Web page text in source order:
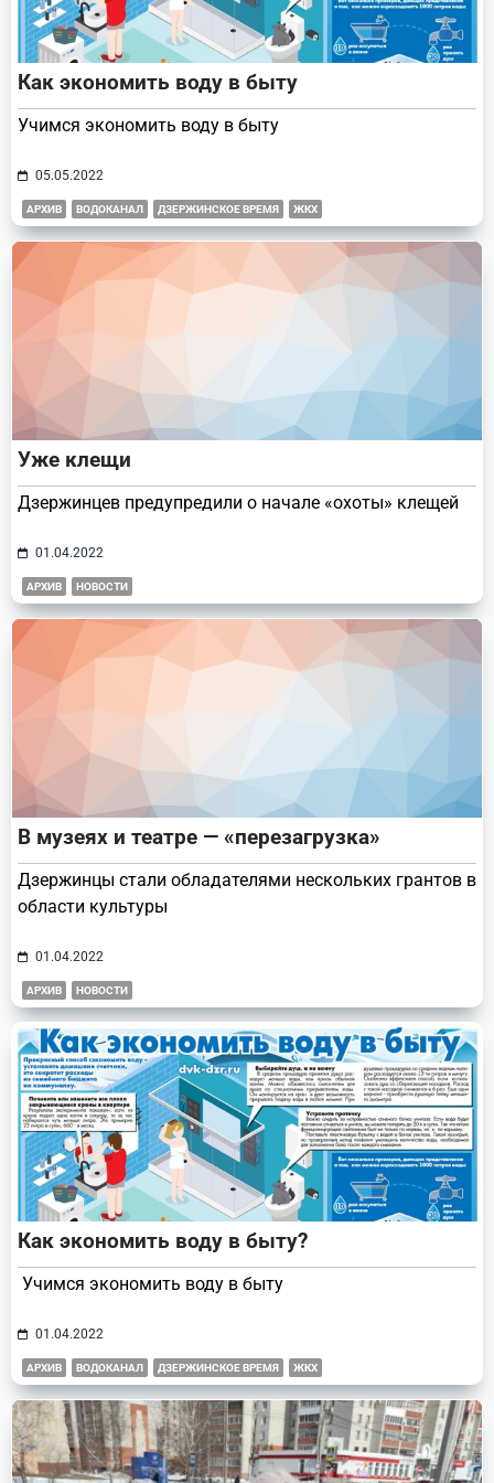
Как экономить воду в быту
Учимся экономить воду в быту
05.05.2022
АРХИВ ВОДОКАНАЛ ДЗЕРЖИНСКОЕ ВРЕМЯ ЖКХ
Уже клещи
Дзержинцев предупредили о начале «охоты» клещей
01.04.2022
АРХИВ НОВОСТИ
В музеях и театре — «перезагрузка»
Дзержинцы стали обладателями нескольких грантов в
области культуры
01.04.2022
АРХИВ НОВОСТИ
Как экономить воду в быту?
Учимся экономить воду в быту
01.04.2022
АРХИВ ВОДОКАНАЛ ДЗЕРЖИНСКОЕ ВРЕМЯ ЖКХ